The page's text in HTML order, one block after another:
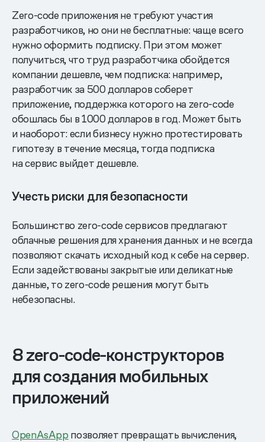
Zero-code приложения не требуют участия
разработчиков, но они не бесплатные: чаще всего
нужно оформить подписку. При этом может
получиться, что труд разработчика обойдется
компании дешевле, чем подписка: например,
разработчик за 500 долларов соберет
приложение, поддержка которого на zero-code
обошлась бы в 1000 долларов в год. Может быть
и наоборот: если бизнесу нужно протестировать
гипотезу в течение месяца, тогда подписка
на сервис выйдет дешевле.
Учесть риски для безопасности
Большинство zero-code сервисов предлагают
облачные решения для хранения данных и не всегда
позволяют скачать исходный код к себе на сервер.
Если задействованы закрытые или деликатные
данные, то zero-code решения могут быть
небезопасны.
8 zero-code-конструкторов
для создания мобильных
приложений
OpenAsApp позволяет превращать вычисления,